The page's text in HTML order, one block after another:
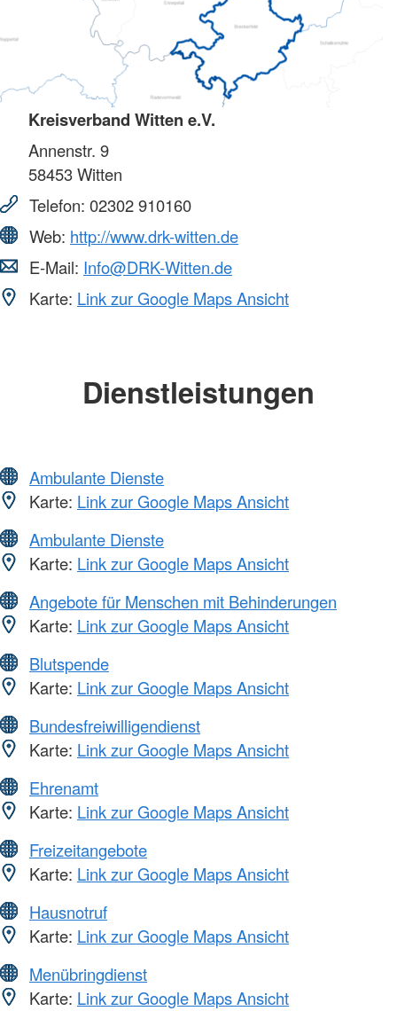
Kreisverband Witten e.V.
Annenstr. 9
58453Witten
Telefon: 02302 910160
Web: http://www.drk-witten.de
E-Mail: Info@DRK-Witten.de
Karte: Link zur Google Maps Ansicht
Dienstleistungen
Ambulante Dienste
Karte: Link zur Google Maps Ansicht
Ambulante Dienste
Karte: Link zur Google Maps Ansicht
Angebote für Menschen mit Behinderungen
Karte: Link zur Google Maps Ansicht
Blutspende
Karte: Link zur Google Maps Ansicht
Bundesfreiwilligendienst
Karte: Link zur Google Maps Ansicht
Ehrenamt
Karte: Link zur Google Maps Ansicht
Freizeitangebote
Karte: Link zur Google Maps Ansicht
Hausnotruf
Karte: Link zur Google Maps Ansicht
Menübringdienst
Karte: Link zur Google Maps Ansicht